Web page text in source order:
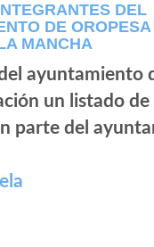
DEL
DE OROPESA
MANCHA
un listado de
parte del